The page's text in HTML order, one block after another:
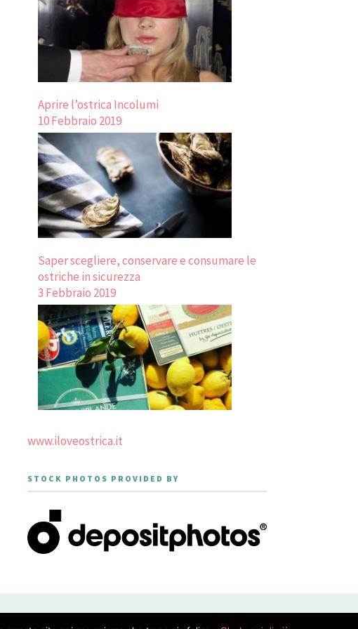
Aprire l’ostrica Incolumi
10 Febbraio 2019
Saper scegliere, conservare e consumare le
ostriche in sicurezza
3 Febbraio 2019
www.iloveostrica.it
STOCK PHOTOS PROVIDED BY